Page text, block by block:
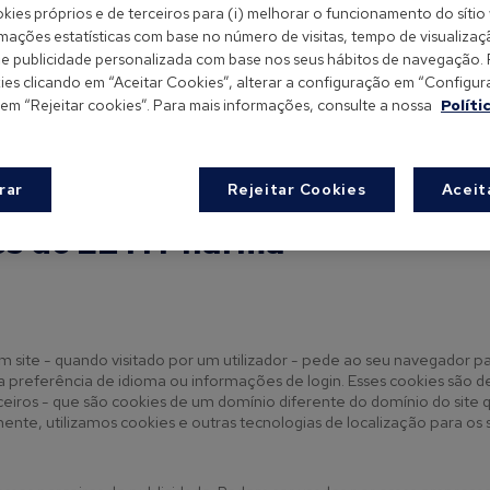
reconhecer o usuário.
que utilizam os diferentes espaços web da LETI
ou desativar. Para controlar a utilização de Cookies
Se os Cookies estiverem completamente
não funcionar corretamente.
de LETI Pharma
- quando visitado por um utilizador - pede ao seu navegador
de idioma ou informações de login. Esses cookies são
- que são cookies de um domínio diferente do domínio do site
utilizamos cookies e outras tecnologias de localização para os
próprios e de terceiros para (i) melhorar o funcionamento do sítio
estatísticas com base no número de visitas, tempo de
publicidade personalizada com base nos seus hábitos de navegação.
clicando em “Aceitar Cookies”, alterar a configuração em
“Rejeitar cookies”. Para mais informações, consulte a nossa
Rejeitar Cookies